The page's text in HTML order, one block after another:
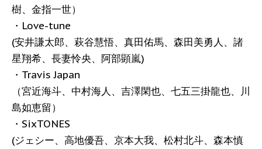
樹、金指一世）
・Love-tune
(安井謙太郎、萩谷慧悟、真田佑馬、森田美勇人、諸
星翔希、長妻怜央、阿部顕嵐)
・Travis Japan
（宮近海斗、中村海人、吉澤閑也、七五三掛龍也、川
島如恵留）
・SixTONES
(ジェシー、高地優吾、京本大我、松村北斗、森本慎